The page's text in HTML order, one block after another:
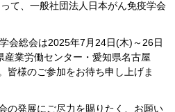
て、一般社団法人日本がん免疫学会
会総会は2025年7月24日(木)～26日
業労働センター・愛知県名古屋
皆様のご参加をお待ち申し上げま
の発展にご尽力を賜りたく、お願い